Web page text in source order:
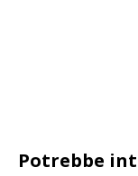
Potrebbe